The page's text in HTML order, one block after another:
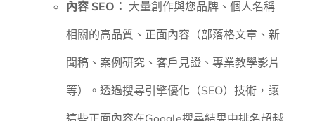
內容 SEO： 大量創作與您品牌、個人名稱
相關的高品質、正面內容（部落格文章、新
聞稿、案例研究、客戶見證、專業教學影片
等）。透過搜尋引擎優化（SEO）技術，讓